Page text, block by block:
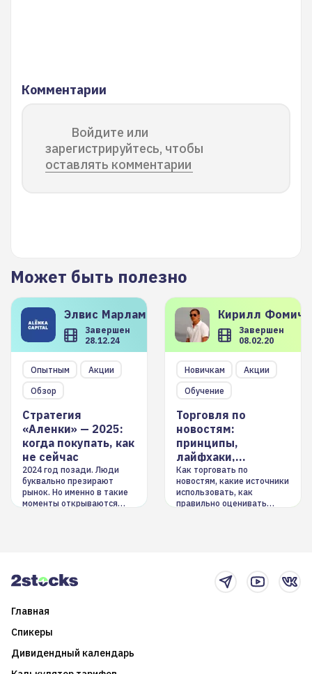
Комментарии
Войдите или
зарегистрируйтесь, чтобы
оставлять комментарии
Может быть полезно
Элвис Марламов
Завершен
28.12.24
Опытным
Акции
Обзор
Стратегия
«Аленки» — 2025:
когда покупать, как
не сейчас
2024 год позади. Люди
буквально презирают
рынок. Но именно в такие
моменты открываются
Кирилл
Завершен
08.02.20
Новичкам
Акции
Обучение
Торговля по
новостям:
принципы,
лайфхаки,
инструменты
Как торговать по
новостям, какие источники
использовать, как
правильно оценивать
Главная
Спикеры
Дивидендный календарь